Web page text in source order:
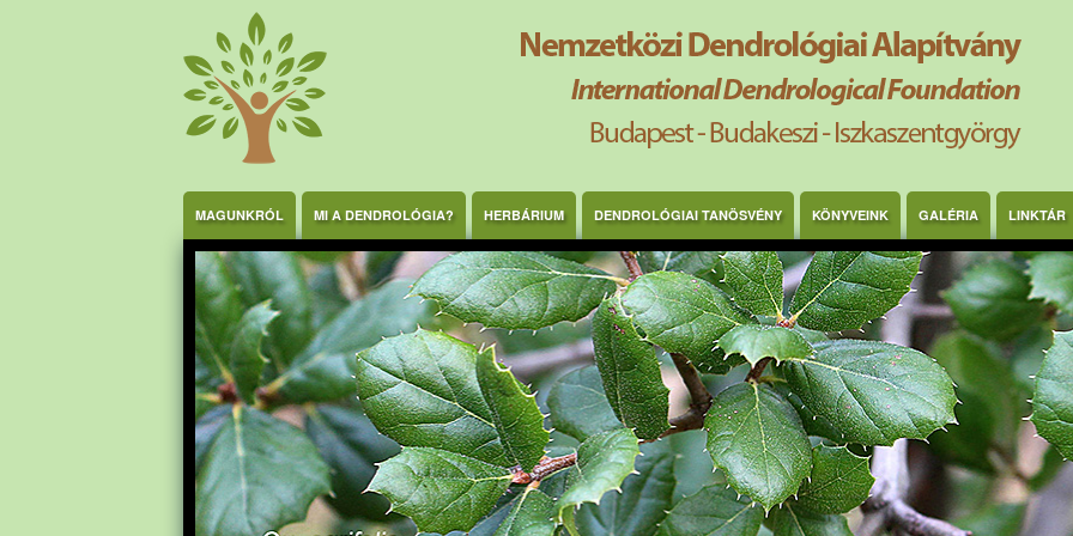
MAGUNKRÓL MI A DENDROLÓGIA? HERBÁRIUM DENDROLÓGIAI TANÖSVÉNY KÖNYVEINK GALÉRIA LINKTÁR